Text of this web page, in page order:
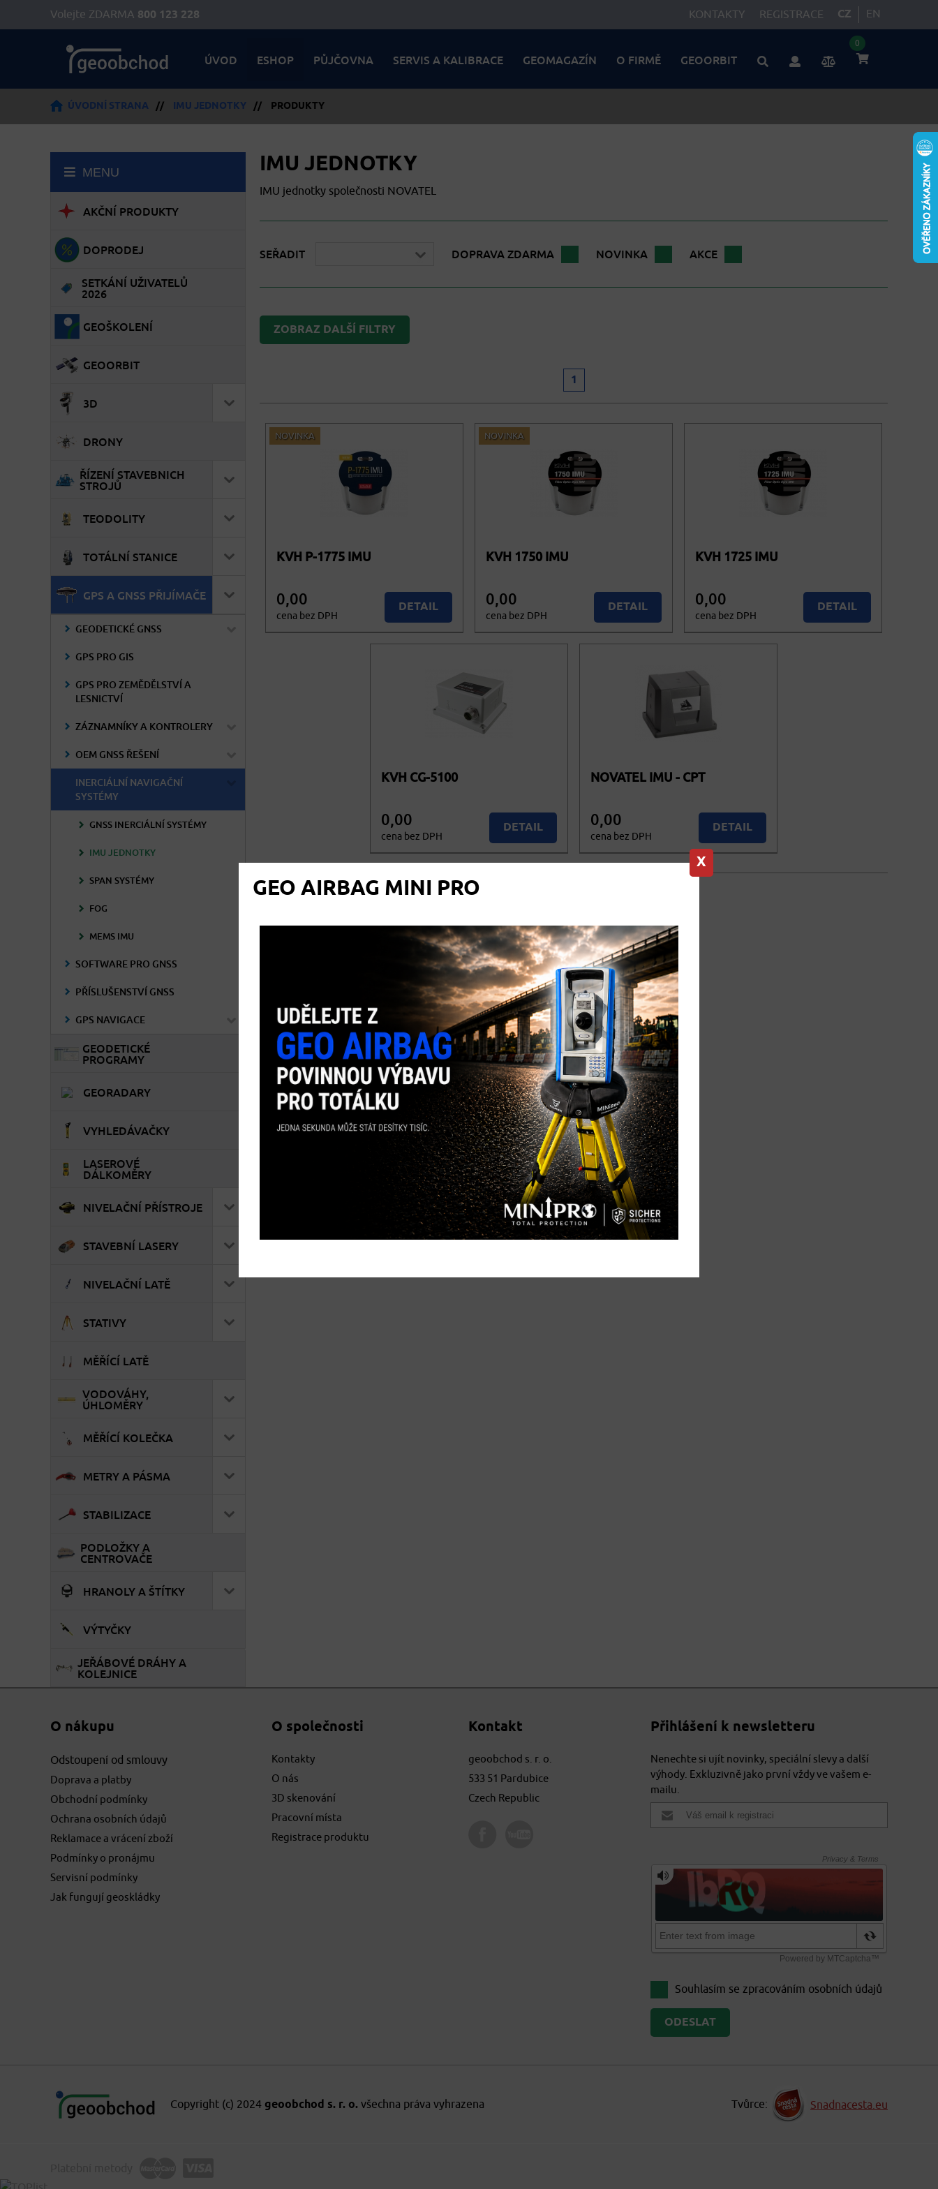
X
GEO AIRBAG MINI PRO
Volejte ZDARMA 800 123 228 KONTAKTY REGISTRACE CZ EN
ÚVOD ESHOP PŮJČOVNA SERVIS A KALIBRACE GEOMAGAZÍN O FIRMĚ GEOORBIT
0
ÚVODNÍ STRANA // IMU JEDNOTKY // PRODUKTY
MENU
AKČNÍ PRODUKTY
DOPRODEJ
SETKÁNÍ UŽIVATELŮ
2026
GEOŠKOLENÍ
GEOORBIT
3D
DRONY
ŘÍZENÍ STAVEBNICH
STROJŮ
TEODOLITY
TOTÁLNÍ STANICE
GPS A GNSS PŘIJÍMAČE
GEODETICKÉ GNSS
GPS PRO GIS
GPS PRO ZEMĚDĚLSTVÍ A
LESNICTVÍ
ZÁZNAMNÍKY A KONTROLERY
OEM GNSS ŘEŠENÍ
INERCIÁLNÍ NAVIGAČNÍ
SYSTÉMY
GNSS INERCIÁLNÍ SYSTÉMY
IMU JEDNOTKY
SPAN SYSTÉMY
FOG
MEMS IMU
SOFTWARE PRO GNSS
PŘÍSLUŠENSTVÍ GNSS
GPS NAVIGACE
GEODETICKÉ
PROGRAMY
GEORADARY
VYHLEDÁVAČKY
LASEROVÉ
DÁLKOMĚRY
NIVELAČNÍ PŘÍSTROJE
STAVEBNÍ LASERY
NIVELAČNÍ LATĚ
STATIVY
MĚŘÍCÍ LATĚ
VODOVÁHY,
ÚHLOMĚRY
MĚŘÍCÍ KOLEČKA
METRY A PÁSMA
STABILIZACE
PODLOŽKY A
CENTROVAČE
HRANOLY A ŠTÍTKY
VÝTYČKY
JEŘÁBOVÉ DRÁHY A
KOLEJNICE
IMU JEDNOTKY
IMU jednotky společnosti NOVATEL
SEŘADIT DOPRAVA ZDARMA NOVINKA AKCE
ZOBRAZ DALŠÍ FILTRY
1
NOVINKA
KVH P-1775 IMU
0,00
cena bez DPH
DETAIL
Nedostupné
NOVINKA
KVH 1750 IMU
0,00
cena bez DPH
DETAIL
cena vč. DPH
Nedostupné
KVH 1725 IMU
0,00
cena bez DPH
DETAIL
cena vč. DPH
Nedostupné
KVH CG-5100
0,00
cena bez DPH
DETAIL
cena vč. DPH
Nedostupné
NOVATEL IMU - CPT
0,00
cena bez DPH
DETAIL
cena vč. DPH
Nedostupné
O nákupu
Odstoupení od smlouvy
Doprava a platby
Obchodní podmínky
Ochrana osobních údajů
Reklamace a vrácení zboží
Podmínky o pronájmu
Servisní podmínky
Jak fungují geoskládky
O společnosti
Kontakty
O nás
3D skenování
Pracovní místa
Registrace produktu
Kontakt
geoobchod s. r. o.
533 51 Pardubice
Czech Republic
Přihlášení k newsletteru
Nenechte si ujít novinky, speciální slevy a další
výhody. Exkluzivně jako první vždy ve vašem e-
mailu.
Souhlasím se zpracováním osobních údajů
Copyright (c) 2024 geoobchod s. r. o. všechna práva vyhrazena Tvůrce: Snadnacesta.eu